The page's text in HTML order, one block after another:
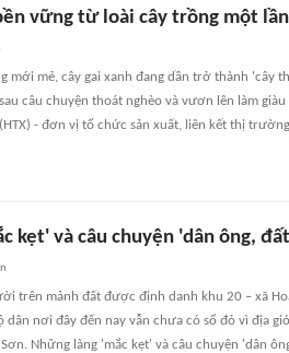
vững từ loài cây trồng một
mới mẻ, cây gai xanh đang dần trở thành 'cây
câu chuyện thoát nghèo và vươn lên làm
- đơn vị tổ chức sản xuất, liên kết thị
kẹt' và câu chuyện 'dân ông,
trên mảnh đất được định danh khu 20 – xã
dân nơi đây đến nay vẫn chưa có sổ đỏ vì địa
Những làng 'mắc kẹt' và câu chuyện 'dân